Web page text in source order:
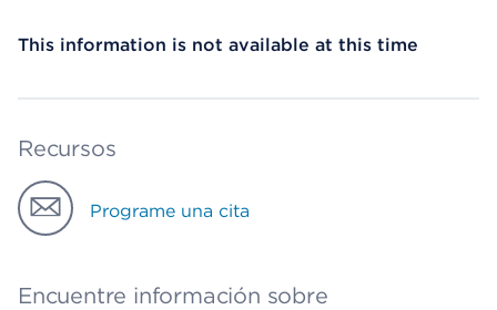
This information is not available at this time
Recursos
Programe una cita
Encuentre información sobre